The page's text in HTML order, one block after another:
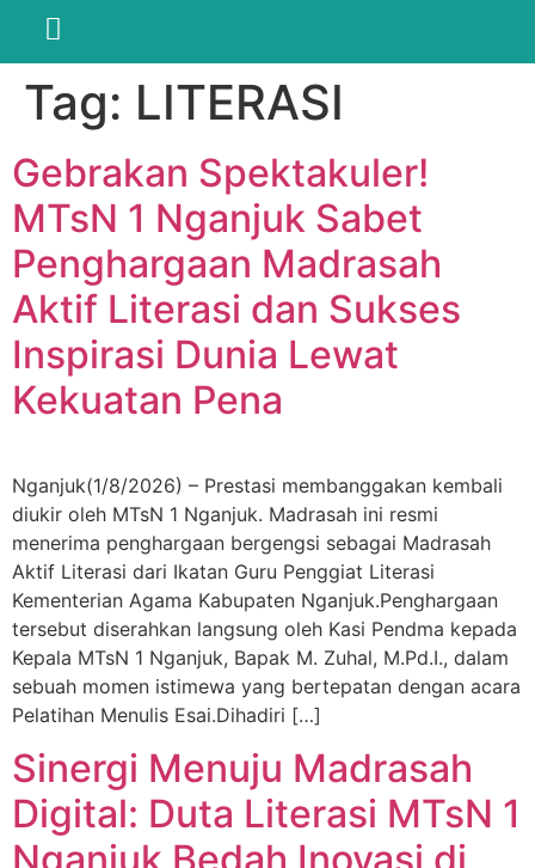
Tag: LITERASI
Gebrakan Spektakuler!
MTsN 1 Nganjuk Sabet
Penghargaan Madrasah
Aktif Literasi dan Sukses
Inspirasi Dunia Lewat
Kekuatan Pena
Nganjuk(1/8/2026) – Prestasi membanggakan kembali
diukir oleh MTsN 1 Nganjuk. Madrasah ini resmi
menerima penghargaan bergengsi sebagai Madrasah
Aktif Literasi dari Ikatan Guru Penggiat Literasi
Kementerian Agama Kabupaten Nganjuk.​Penghargaan
tersebut diserahkan langsung oleh Kasi Pendma kepada
Kepala MTsN 1 Nganjuk, Bapak M. Zuhal, M.Pd.I., dalam
sebuah momen istimewa yang bertepatan dengan acara
Pelatihan Menulis Esai.​Dihadiri […]
Sinergi Menuju Madrasah
Digital: Duta Literasi MTsN 1